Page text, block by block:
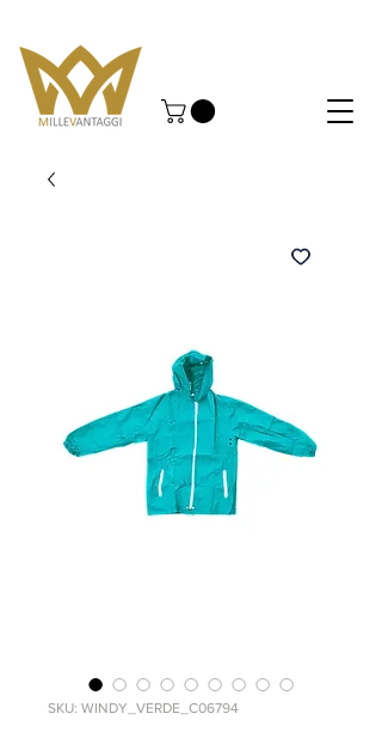
SKU: WINDY_VERDE_C06794